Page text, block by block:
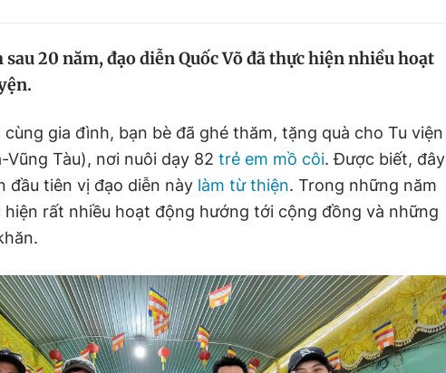
sau 20 năm, đạo diễn Quốc Võ đã thực hiện nhiều hoạt
cùng gia đình, bạn bè đã ghé thăm, tặng quà cho Tu viện
Vũng Tàu), nơi nuôi dạy 82 trẻ em mồ côi. Được biết, đây
đầu tiên vị đạo diễn này làm từ thiện. Trong những năm
hiện rất nhiều hoạt động hướng tới cộng đồng và những